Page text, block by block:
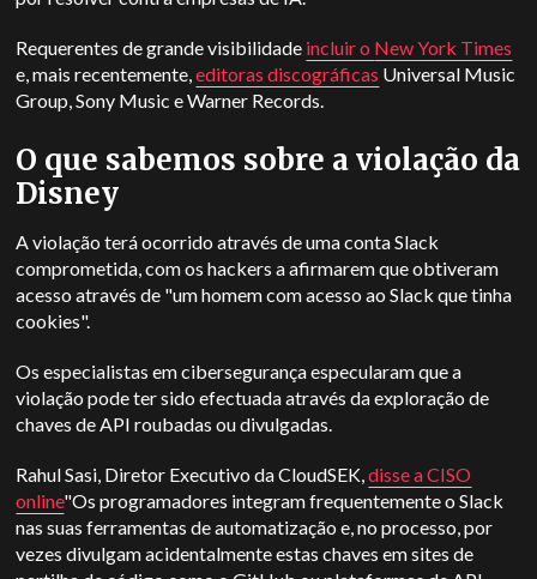
Requerentes de grande visibilidade incluir o New York Times
e, mais recentemente,editoras discográficas Universal Music
Group, Sony Music e Warner Records.
O que sabemos sobre a violação da
Disney
A violação terá ocorrido através de uma conta Slack
comprometida, com os hackers a afirmarem que obtiveram
acesso através de "um homem com acesso ao Slack que tinha
cookies".
Os especialistas em cibersegurança especularam que a
violação pode ter sido efectuada através da exploração de
chaves de API roubadas ou divulgadas.
Rahul Sasi, Diretor Executivo da CloudSEK,disse a CISO
online"Os programadores integram frequentemente o Slack
nas suas ferramentas de automatização e, no processo, por
vezes divulgam acidentalmente estas chaves em sites de